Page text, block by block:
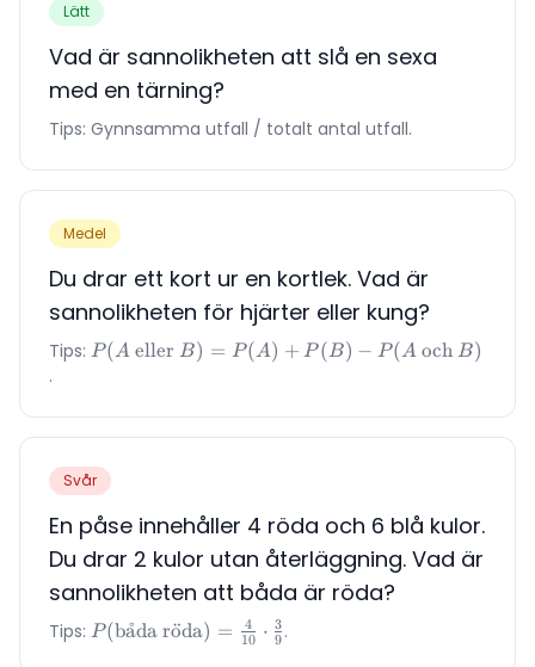
Lätt
Vad är sannolikheten att slå en sexa
med en tärning?
Tips: Gynnsamma utfall / totalt antal utfall.
Medel
Du drar ett kort ur en kortlek. Vad är
sannolikheten för hjärter eller kung?
Tips: P(A
B) =
+
P(B) -
P(A
och }
B)
P(A ellerB) = P(A) + P (B) − P(A ochB)
.
Svår
En påse innehåller 4 röda och 6 blå kulor.
Du drar 2 kulor utan återläggning. Vad är
sannolikheten att båda är röda?
Tips: P(\text{båda
P(ba
˚da ro
¨da) = 10
4 ⋅ 9
3 .